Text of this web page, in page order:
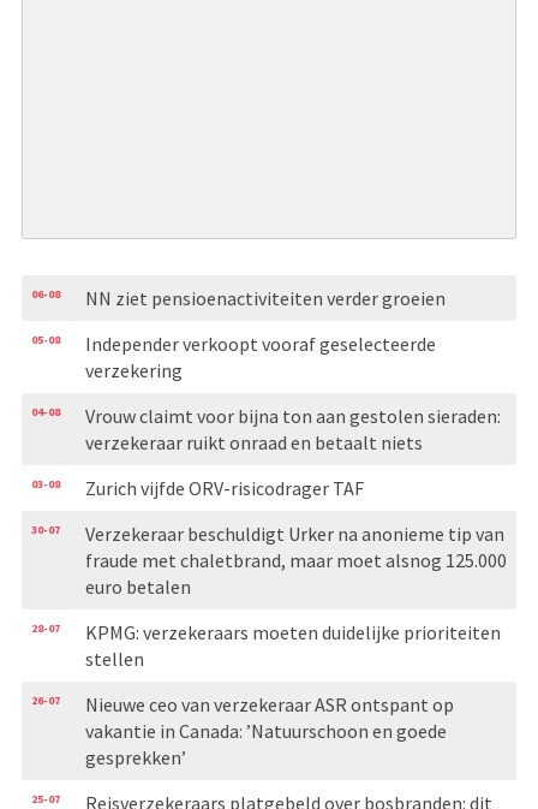
06-08 NN ziet pensioenactiviteiten verder groeien
05-08
Independer verkoopt vooraf geselecteerde
verzekering
04-08
Vrouw claimt voor bijna ton aan gestolen sieraden:
verzekeraar ruikt onraad en betaalt niets
03-08 Zurich vijfde ORV-risicodrager TAF
30-07
Verzekeraar beschuldigt Urker na anonieme tip van
fraude met chaletbrand, maar moet alsnog 125.000
euro betalen
28-07
KPMG: verzekeraars moeten duidelijke prioriteiten
stellen
26-07
Nieuwe ceo van verzekeraar ASR ontspant op
vakantie in Canada: ’Natuurschoon en goede
gesprekken’
25-07 Reisverzekeraars platgebeld over bosbranden: dit